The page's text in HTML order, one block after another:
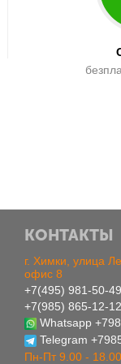
КОНТАКТЫ
г. Химки, улица
офис 8
+7(495) 981-50-49
+7(985) 865-12-12
Whatsapp
Telegram
Пн-Пт 9.00 -